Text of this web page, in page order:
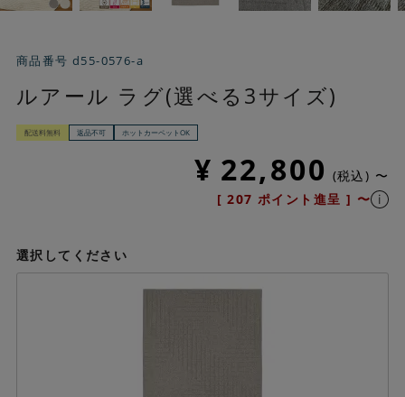
商品番号 d55-0576-a
ルアール ラグ(選べる3サイズ)
配送料無料 返品不可 ホットカーペットOK
¥ 22,800 税込
〜
[ 207 ポイント進呈 ] 〜
選択してください